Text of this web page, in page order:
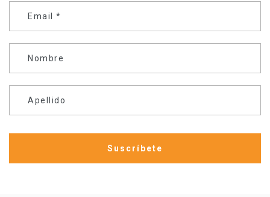
Email *
Nombre
Apellido